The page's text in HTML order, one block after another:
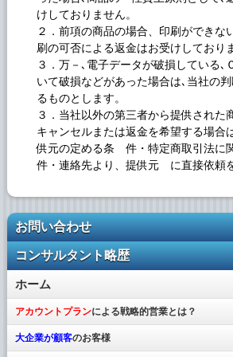
けしておりません。
２．前項の商品の場合、印刷ができな
刷の可否による返金はお受けしており
３．万－､電子データが破損している､
いて破損などがあった場合は､当社の
るものとします。
３．当社以外の第三者から提供された
キャンセルまたは返金を希望する場合
供元の定める条 件・特定商取引法に
件・連絡先より、提供元 に直接依頼
お問い合わせ
コンサルタント略歴
ホーム
アカウントプランによる戦略的営業とは？
大企業が顧客のお客様